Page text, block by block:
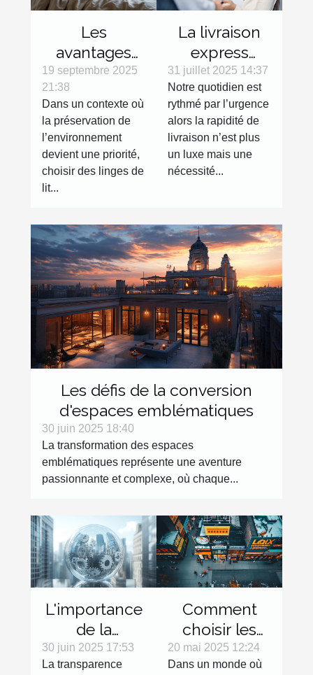
Les
avantages
des
certifications
écologiques
pour vos
linges de lit
19 septembre 2025
21:38
Dans un contexte où
la préservation de
l’environnement
devient une priorité,
choisir des linges de
lit...
La livraison
express
devenue
réalité dans le
Grand Est
avec Expras !
31 juillet 2025 14:37
Notre quotidien est
rythmé par l’urgence
alors la rapidité de
livraison n’est plus
un luxe mais une
nécessité...
Les défis de la conversion
d'espaces emblématiques
30 juin 2025 18:40
La transformation des espaces
emblématiques représente une aventure
passionnante et complexe, où chaque...
L'importance
de la
transparence
dans la
30 juin 2025 17:53
La transparence
Comment
choisir les
services
locaux les
20 mai 2025 12:24
Dans un monde où